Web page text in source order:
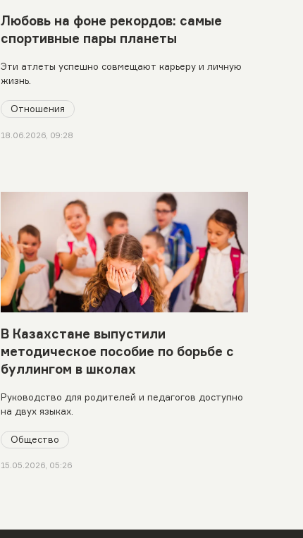
Любовь на фоне рекордов: самые
спортивные пары планеты
Эти атлеты успешно совмещают карьеру и личную
жизнь.
Отношения
18.06.2026, 09:28
В Казахстане выпустили
методическое пособие по борьбе с
буллингом в школах
Руководство для родителей и педагогов доступно
на двух языках.
Общество
15.05.2026, 05:26